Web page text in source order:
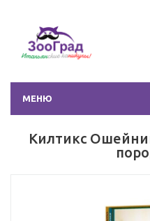
МЕНЮ
Килтикс